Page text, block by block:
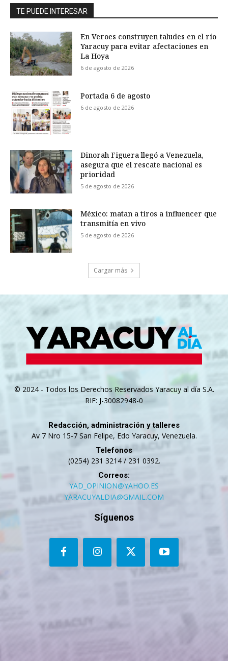
TE PUEDE INTERESAR
En Veroes construyen taludes en el río
Yaracuy para evitar afectaciones en
La Hoya
6 de agosto de 2026
Portada 6 de agosto
6 de agosto de 2026
Dinorah Figuera llegó a Venezuela,
asegura que el rescate nacional es
prioridad
5 de agosto de 2026
México: matan a tiros a influencer que
transmitía en vivo
5 de agosto de 2026
Cargar más
© 2024 - Todos los Derechos Reservados Yaracuy al día S.A.
RIF: J-30082948-0
Redacción, administración y talleres
Av 7 Nro 15-7 San Felipe, Edo Yaracuy, Venezuela.
Telefonos
(0254) 231 3214 / 231 0392.
Correos:
YAD_OPINION@YAHOO.ES
YARACUYALDIA@GMAIL.COM
Síguenos